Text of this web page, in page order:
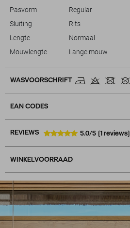
Pasvorm
Regular
Sluiting
Rits
Lengte
Normaal
Mouwlengte
Lange mouw
WASVOORSCHRIFT
EAN CODES
REVIEWS 5.0/5 (1 reviews)
WINKELVOORRAAD